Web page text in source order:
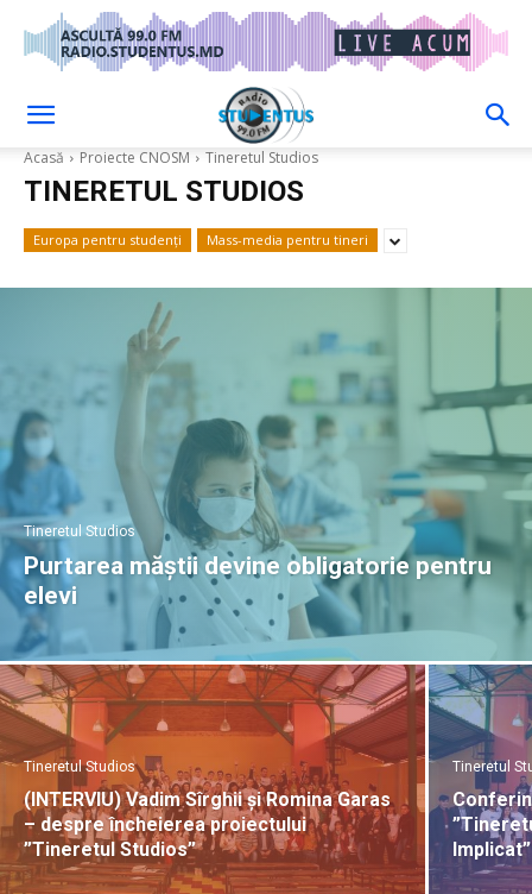
Acasă Proiecte CNOSM Tineretul Studios
TINERETUL STUDIOS
Europa pentru studenți Mass-media pentru tineri
Tineretul Studios
Purtarea măștii devine obligatorie pentru
elevi
Tineretul Studios
(INTERVIU) Vadim Sîrghii și Romina Garas
– despre încheierea proiectului
”Tineretul Studios”
Tineretul
Implicat”